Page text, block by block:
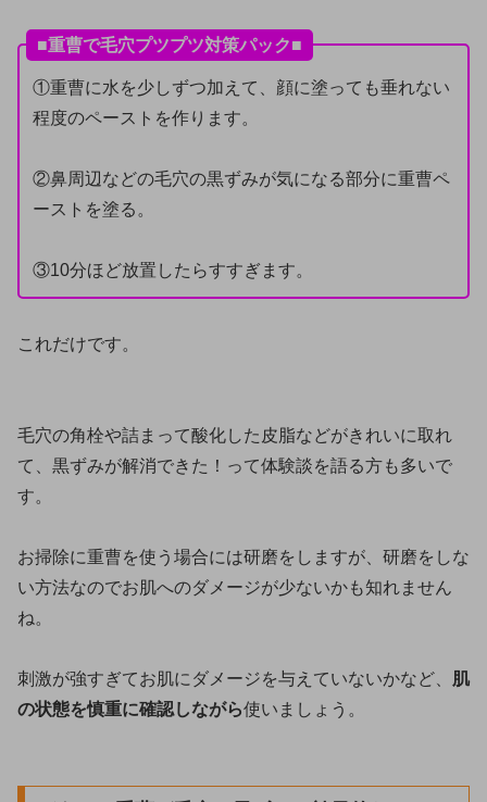
■重曹で毛穴プツプツ対策パック■
①重曹に水を少しずつ加えて、顔に塗っても垂れない
程度のペーストを作ります。
②鼻周辺などの毛穴の黒ずみが気になる部分に重曹ペ
ーストを塗る。
③10分ほど放置したらすすぎます。
これだけです。
毛穴の角栓や詰まって酸化した皮脂などがきれいに取れ
て、黒ずみが解消できた！って体験談を語る方も多いで
す。
お掃除に重曹を使う場合には研磨をしますが、研磨をしな
い方法なのでお肌へのダメージが少ないかも知れません
ね。
刺激が強すぎてお肌にダメージを与えていないかなど、 肌
の状態を慎重に確認しながら使いましょう。